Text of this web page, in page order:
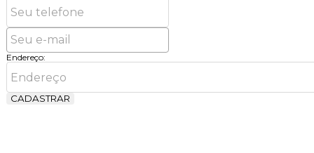
Endereço:
CADASTRAR